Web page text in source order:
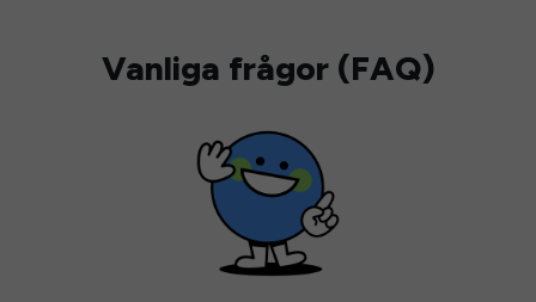
Vanliga frågor (FAQ)